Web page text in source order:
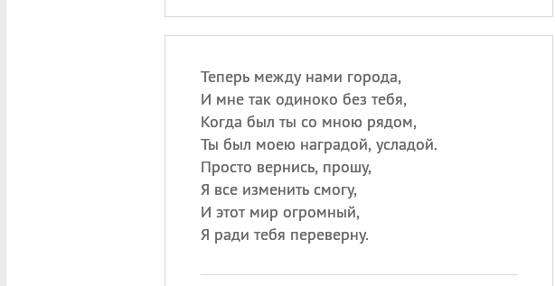
Теперь между нами города,
И мне так одиноко без тебя,
Когда был ты со мною рядом,
Ты был моею наградой, усладой.
Просто вернись, прошу,
Я все изменить смогу,
И этот мир огромный,
Я ради тебя переверну.